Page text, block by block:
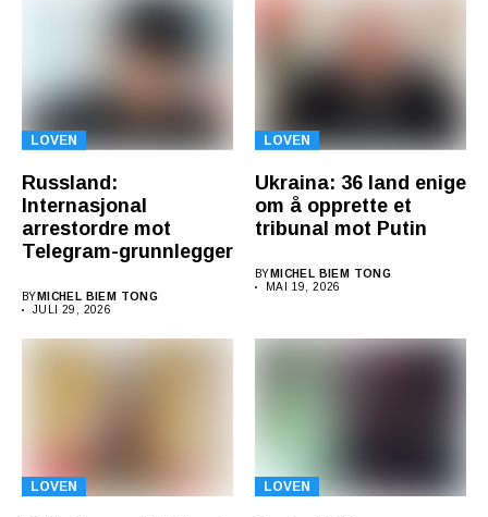
LOVEN
Russland:
Internasjonal
arrestordre mot
Telegram-grunnlegger
BY MICHEL BIEM TONG
JULI 29, 2026
LOVEN
Ukraina: 36 land enige
om å opprette et
tribunal mot Putin
BY MICHEL BIEM TONG
MAI 19, 2026
LOVEN LOVEN